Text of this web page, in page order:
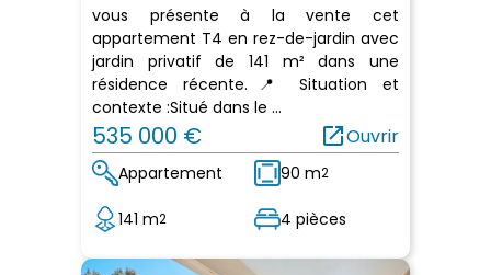
vous présente à la vente cet
appartement T4 en rez-de-jardin avec
jardin privatif de 141 m² dans une
résidence récente.📍 Situation et
contexte :Situé dans le ...
535 000 € open_in_newOuvrir
Appartement 90 m2
141 m2 4 pièces